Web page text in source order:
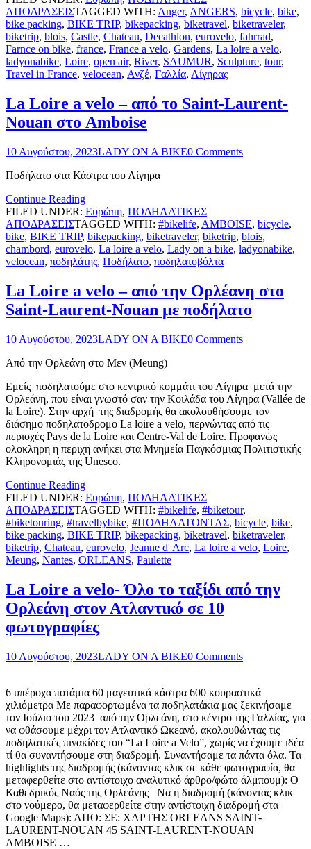
ΑΠΟΔΡΑΣΕΙΣTAGGED WITH: Anger, ANGERS, bicycle, bike,
bike packing, BIKE TRIP, bikepacking, biketravel, biketraveler,
biketrip, blois, Castle, Chateau, Decathlon, eurovelo, fahrrad,
Farnce on bike, france, France a velo, Gardens, La loire a velo,
ladyonabike, Loire, open air, River, SAUMUR, Sculpture, tour,
Travel in France, velocean, Ανζέ, Γαλλία, Λίγηρας
La Loire a velo – από το Saint-Laurent-
Nouan στο Amboise
10 Αυγούστου, 2023LADY ON A BIKE0 Comments
Ποδήλατο στα Κάστρα του Λίγηρα
Continue Reading
FILED UNDER: Ευρώπη, ΠΟΔΗΛΑΤΙΚΕΣ
ΑΠΟΔΡΑΣΕΙΣTAGGED WITH: #bikelife, AMBOISE, bicycle,
bike, BIKE TRIP, bikepacking, biketraveler, biketrip, blois,
chambord, eurovelo, La loire a velo, Lady on a bike, ladyonabike,
velocean, ποδηλάτης, Ποδήλατο, ποδηλατοβόλτα
La Loire a velo – από την Ορλέανη στο
Saint-Laurent-Nouan με ποδήλατο
10 Αυγούστου, 2023LADY ON A BIKE0 Comments
Από την Ορλεάνη στο Μεν (Meung)
Εμείς ποδηλατούμε στο κεντρικό κομμάτι του Λίγηρα μετά την
Ορλεάνη, που είναι γνωστό σαν την Κοιλάδα του Λίγηρα (Vallée de
la Loire). Στην αρχή της διαδρομής θα ακολουθήσουμε τον
διάσημο ποδηλατοδρομο La loire a velo, περνώντας από τις
περιοχές Pays de la Loire και Centre-Val de Loire. Προφανώς
ολοκληρη η περιχη ανήκει στα Μνημεία Παγκόσμιας Πολιτιστικής
Κληρονομιάς της Unesco.
Continue Reading
FILED UNDER: Ευρώπη, ΠΟΔΗΛΑΤΙΚΕΣ
ΑΠΟΔΡΑΣΕΙΣTAGGED WITH: #bikelife, #biketour,
#biketouring, #travelbybike, #ΠΟΔΗΛΑΤΟΝΤΑΣ, bicycle, bike,
bike packing, BIKE TRIP, bikepacking, biketravel, biketraveler,
biketrip, Chateau, eurovelo, Jeanne d' Arc, La loire a velo, Loire,
Meung, Nantes, ORLEANS, Paulette
La Loire a velo- Όλο το ταξίδι από την
Ορλεάνη στον Ατλαντικό σε 10
φωτογραφίες
10 Αυγούστου, 2023LADY ON A BIKE0 Comments
6 υπέροχα ποτάμια 60 μαγευτικά κάστρα 600 κουραστικά
χιλιόμετρα Με παραφορτωμένα τα ποδηλατάκια μας ξεκινήσαμε
τον Ιούλιο του 2023 από την Ορλεάνη, στο κέντρο της Γαλλίας, για
να φθάσουμε μέχρι τον Ατλαντικό Ωκεανό, ακολουθώντας τις
ποδηλατικές πινακίδες του “La Loire a Velo”, χωρίς να έχουμε ιδέα
τί θα συναντήσουμε στη διαδρομή. Συναντήσαμε τα πάντα όλα. Τα
highlights της διαδρομής (κάνοντας κλικ σε κάθε φωτογραφία, θα
μεταφερθείτε στο αντίστοιχο αναλυτικό άρθρο/φώτο άλμπουμ): Ο
Καθεδρικός Ναός της Ορλεάνης Να η διαδρομή (κάνοντας κλικ
στο νούμερo, θα μεταφερθείτε στην αντίστοιχη διαδρομή στα
Google Maps): ΑΠΟ: ΣΕ: ΧΑΡΤΗΣ ORLEANS SAINT-
LAURENT-NOUAN 45 SAINT-LAURENT-NOUAN
AMBOISE …